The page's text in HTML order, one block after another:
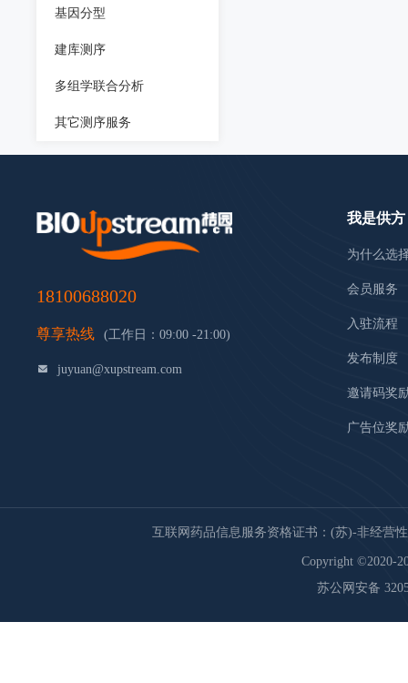
基因分型
建库测序
多组学联合分析
其它测序服务
18100688020
尊享热线 (工作日：09:00 -21:00)
juyuan@xupstream.com
我是供方
为什么选
会员服务
入驻流程
发布制度
邀请码奖
广告位奖
互联网药品信息服务资格证书：(苏)-非经营性
Copyright ©2020-
苏公网安备